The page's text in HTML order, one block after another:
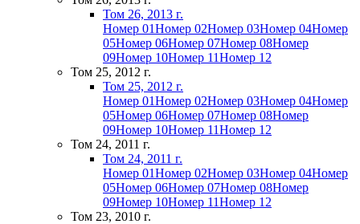
Том 26, 2013 г.
Номер 01Номер 02Номер 03Номер 04Номер
05Номер 06Номер 07Номер 08Номер
09Номер 10Номер 11Номер 12
Том 25, 2012 г.
Том 25, 2012 г.
Номер 01Номер 02Номер 03Номер 04Номер
05Номер 06Номер 07Номер 08Номер
09Номер 10Номер 11Номер 12
Том 24, 2011 г.
Том 24, 2011 г.
Номер 01Номер 02Номер 03Номер 04Номер
05Номер 06Номер 07Номер 08Номер
09Номер 10Номер 11Номер 12
Том 23, 2010 г.